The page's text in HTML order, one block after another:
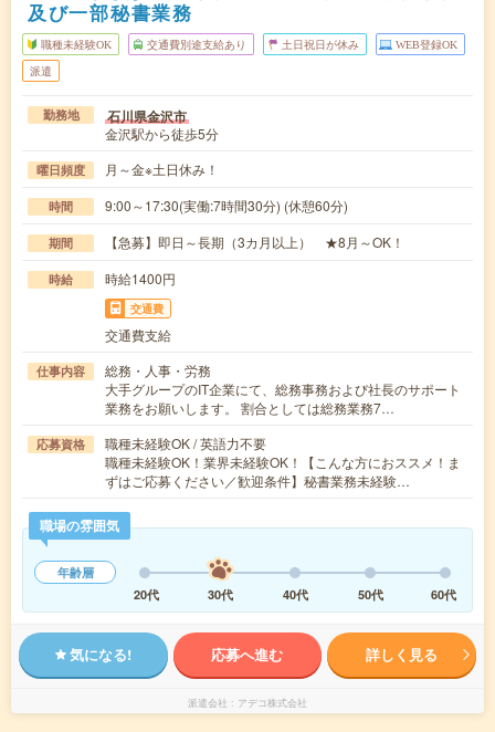
及び一部秘書業務
職種未経験OK 交通費別途支給あり 土日祝日が休み WEB登録OK
派遣
勤務地 石川県金沢市
金沢駅から徒歩5分
曜日頻度 月～金※土日休み！
時間 9:00～17:30(実働:7時間30分) (休憩60分)
期間 【急募】即日～長期（3カ月以上） ★8月～OK！
時給 時給1400円
交通費
交通費支給
仕事内容
総務・人事・労務
大手グループのIT企業にて、総務事務および社長のサポート
業務をお願いします。 割合としては総務業務7…
応募資格
職種未経験OK / 英語力不要
職種未経験OK！業界未経験OK！【こんな方におススメ！ま
ずはご応募ください／歓迎条件】秘書業務未経験…
職場の雰囲気
年齢層
20代
30代 40代 50代 60代
気になる! 応募へ進む 詳しく見る
派遣会社 アデコ株式会社